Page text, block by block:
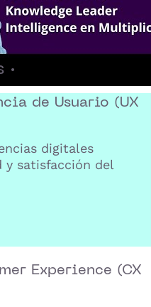
de Usuario (UX
digitales
y satisfacción del
Experience (CX